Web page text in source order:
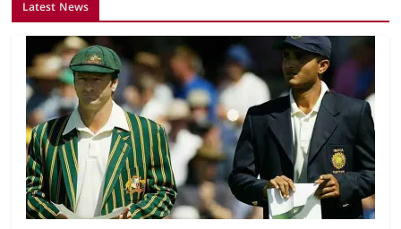
Latest News